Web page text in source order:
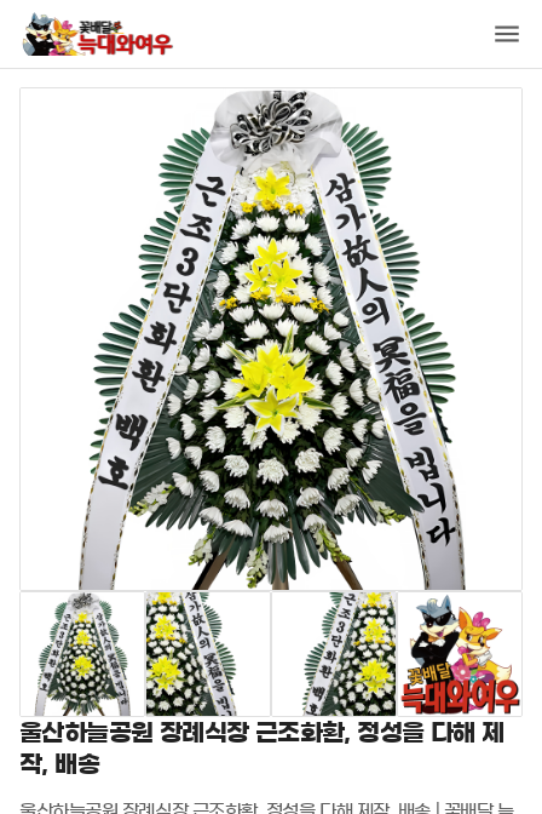
울산하늘공원 장례식장 근조화환, 정성을 다해 제
작, 배송